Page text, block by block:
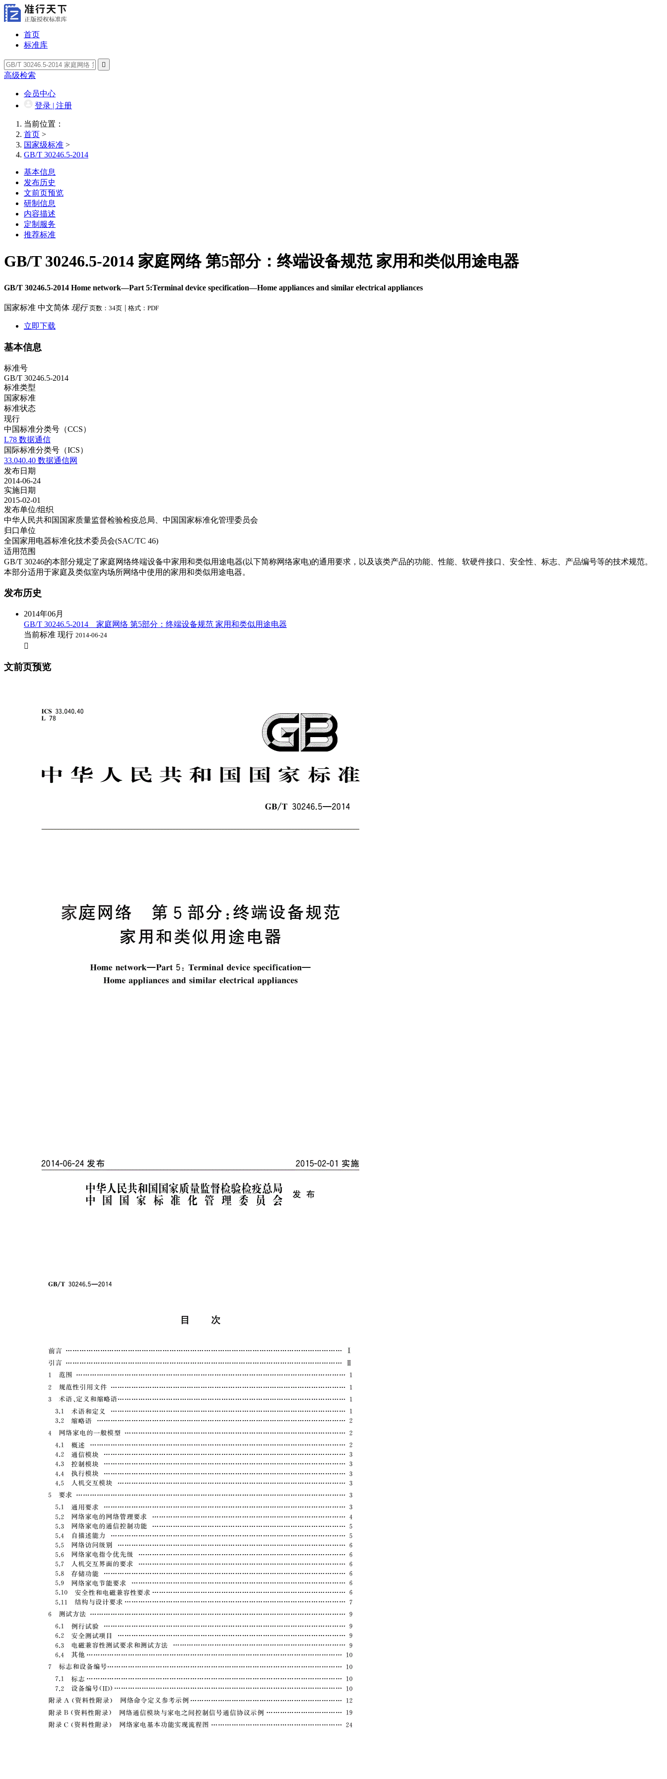
首页
标准库

高级检索
会员中心
登录 | 注册
当前位置：
首页 >
国家级标准 >
GB/T 30246.5-2014
基本信息
发布历史
文前页预览
研制信息
内容描述
定制服务
推荐标准
GB/T 30246.5-2014 家庭网络 第5部分：终端设备规范 家用和类似用途电器
GB/T 30246.5-2014 Home network—Part 5:Terminal device specification—Home appliances and similar electrical appliances
国家标准 中文简体 现行 页数：34页 | 格式：PDF
立即下载
基本信息
标准号
GB/T 30246.5-2014
标准类型
国家标准
标准状态
现行
中国标准分类号（CCS）
L78 数据通信
国际标准分类号（ICS）
33.040.40 数据通信网
发布日期
2014-06-24
实施日期
2015-02-01
发布单位/组织
中华人民共和国国家质量监督检验检疫总局、中国国家标准化管理委员会
归口单位
全国家用电器标准化技术委员会(SAC/TC 46)
适用范围
GB/T 30246的本部分规定了家庭网络终端设备中家用和类似用途电器(以下简称网络家电)的通用要求，以及该类产品的功能、性能、软硬件接口、安全性、标志、产品编号等的技术规范。
本部分适用于家庭及类似室内场所网络中使用的家用和类似用途电器。
发布历史
2014年06月
GB/T 30246.5-2014 家庭网络 第5部分：终端设备规范 家用和类似用途电器
当前标准 现行 2014-06-24

文前页预览